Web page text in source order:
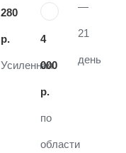
280
р.
Усиленная
4
000
р.
по
области
—
21
день